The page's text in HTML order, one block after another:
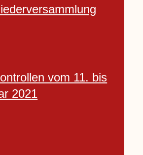
vom 11. bis
2021